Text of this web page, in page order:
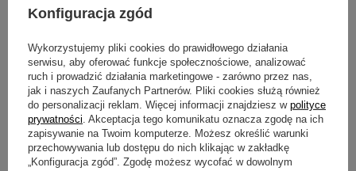
Gleba -żyzna próchnicza, umiarkowanie wilgotna,
zasadowego
Mrozoodporność - wysoka, roślina całorocznie zielona
Zastosowanie -żywopłoty, ogrody przydomowe, parki,
ogrody cieniste
Mrozoodporność
Stanowisko
cieniste półcieniste
Termin sadzenia
wiosna jesień
Zastosowanie
Produkty powiązane
Konfiguracja zgód
Wykorzystujemy pliki cookies do prawidłowego działania
serwisu, aby oferować funkcje społecznościowe, analizować
ruch i prowadzić działania marketingowe - zarówno przez nas,
jak i naszych Zaufanych Partnerów. Pliki cookies służą również
do personalizacji reklam. Więcej informacji znajdziesz w polityce
prywatności . Akceptacja tego komunikatu oznacza zgodę na ich
zapisywanie na Twoim komputerze. Możesz określić warunki
przechowywania lub dostępu do nich klikając w zakładkę
„Konfiguracja zgód”. Zgodę możesz wycofać w dowolnym